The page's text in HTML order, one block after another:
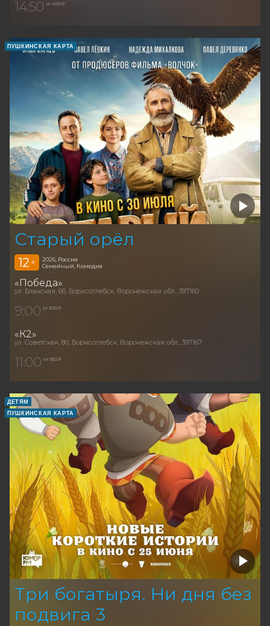
14:50 от 400 ₽
ПУШКИНСКАЯ КАРТА
Старый орёл
12 +
2026, Россия
Семейный, Комедия
«Победа»
ул. Бланская, 66, Борисоглебск, Воронежская обл., 397160
9:00 от 300 ₽
«К2»
ул. Советская, 80, Борисоглебск, Воронежская обл., 397167
11:00 от 350 ₽
ДЕТЯМ
ПУШКИНСКАЯ КАРТА
Три богатыря. Ни дня без
подвига 3